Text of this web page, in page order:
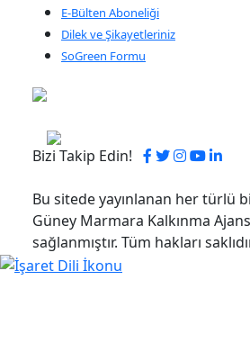
E-Bülten Aboneliği
Dilek ve Şikayetleriniz
SoGreen Formu
Bizi Takip Edin!
Bu sitede yayınlanan her türlü
Güney Marmara Kalkınma
sağlanmıştır. Tüm hakları